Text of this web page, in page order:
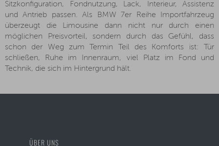
Sitzkonfiguration, Fondnutzung, Lack, Interieur, Assistenz
und Antrieb passen. Als BMW 7er Reihe Importfahrzeug
überzeugt die Limousine dann nicht nur durch einen
möglichen Preisvorteil, sondern durch das Gefühl, dass
schon der Weg zum Termin Teil des Komforts ist: Tür
schließen, Ruhe im Innenraum, viel Platz im Fond und
Technik, die sich im Hintergrund hält.
ÜBER UNS